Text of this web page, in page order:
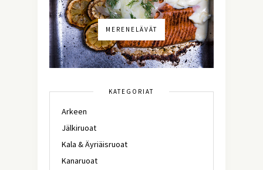
MERENELÄVÄT
KATEGORIAT
Arkeen
Jälkiruoat
Kala & Äyriäisruoat
Kanaruoat